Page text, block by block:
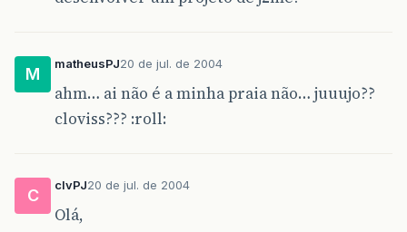
M
matheusPJ20 de jul. de 2004
ahm… ai não é a minha praia não… juuujo??
cloviss??? :roll:
C
clvPJ20 de jul. de 2004
Olá,